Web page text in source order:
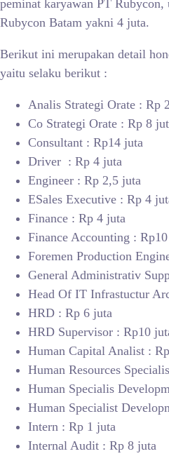
peminat karyawan PT
Rubycon Batam yakni 4 juta.
Berikut ini merupakan detail
yaitu selaku berikut :
Analis Strategi Orate : Rp
Co Strategi Orate : Rp 8
Consultant : Rp14
Driver : Rp 4 juta
Engineer : Rp 2,5 juta
ESales Executive : Rp 4
Finance : Rp 4 juta
Finance Accounting :
Foremen Production
General Administrativ
Head Of IT Infrastuctur
HRD : Rp 6 juta
HRD Supervisor : Rp10
Human Capital Analist :
Human Resources
Human Specialis
Human Specialist
Intern : Rp 1 juta
Internal Audit : Rp 8